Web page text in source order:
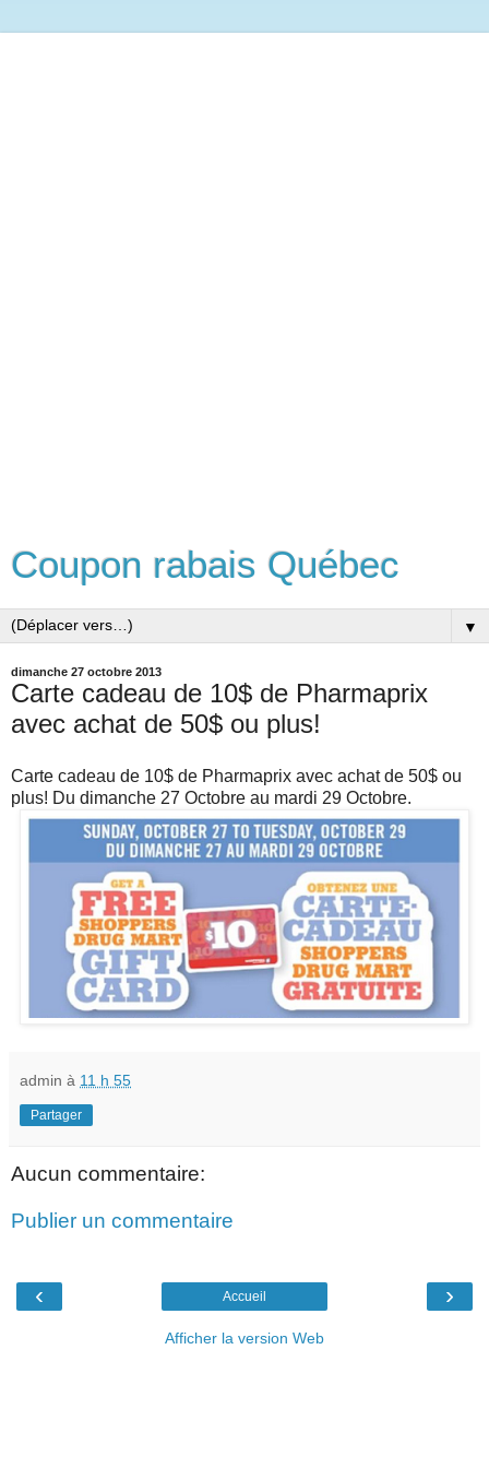
Coupon rabais Québec
▼
dimanche 27 octobre 2013
Carte cadeau de 10$ de Pharmaprix
avec achat de 50$ ou plus!
Carte cadeau de 10$ de Pharmaprix avec achat de 50$ ou
plus! Du dimanche 27 Octobre au mardi 29 Octobre.
admin à 11 h 55
Partager
Aucun commentaire:
Publier un commentaire
‹ ›
Accueil
Afficher la version Web